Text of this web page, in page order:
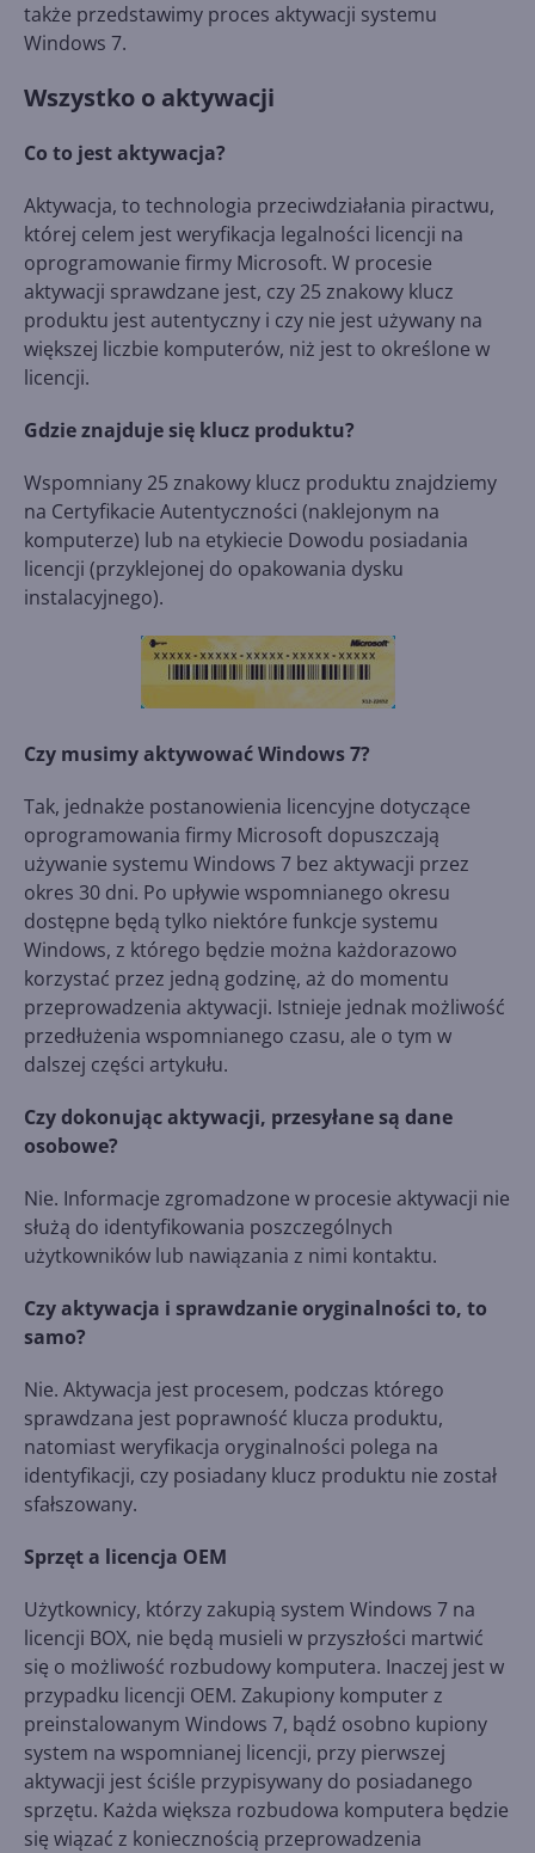
także przedstawimy proces aktywacji systemu
Windows 7.
Wszystko o aktywacji
Co to jest aktywacja?
Aktywacja, to technologia przeciwdziałania piractwu,
której celem jest weryfikacja legalności licencji na
oprogramowanie firmy Microsoft. W procesie
aktywacji sprawdzane jest, czy 25 znakowy klucz
produktu jest autentyczny i czy nie jest używany na
większej liczbie komputerów, niż jest to określone w
licencji.
Gdzie znajduje się klucz produktu?
Wspomniany 25 znakowy klucz produktu znajdziemy
na Certyfikacie Autentyczności (naklejonym na
komputerze) lub na etykiecie Dowodu posiadania
licencji (przyklejonej do opakowania dysku
instalacyjnego).
Czy musimy aktywować Windows 7?
Tak, jednakże postanowienia licencyjne dotyczące
oprogramowania firmy Microsoft dopuszczają
używanie systemu Windows 7 bez aktywacji przez
okres 30 dni. Po upływie wspomnianego okresu
dostępne będą tylko niektóre funkcje systemu
Windows, z którego będzie można każdorazowo
korzystać przez jedną godzinę, aż do momentu
przeprowadzenia aktywacji. Istnieje jednak możliwość
przedłużenia wspomnianego czasu, ale o tym w
dalszej części artykułu.
Czy dokonując aktywacji, przesyłane są dane
osobowe?
Nie. Informacje zgromadzone w procesie aktywacji nie
służą do identyfikowania poszczególnych
użytkowników lub nawiązania z nimi kontaktu.
Czy aktywacja i sprawdzanie oryginalności to, to
samo?
Nie. Aktywacja jest procesem, podczas którego
sprawdzana jest poprawność klucza produktu,
natomiast weryfikacja oryginalności polega na
identyfikacji, czy posiadany klucz produktu nie został
sfałszowany.
Sprzęt a licencja OEM
Użytkownicy, którzy zakupią system Windows 7 na
licencji BOX, nie będą musieli w przyszłości martwić
się o możliwość rozbudowy komputera. Inaczej jest w
przypadku licencji OEM. Zakupiony komputer z
preinstalowanym Windows 7, bądź osobno kupiony
system na wspomnianej licencji, przy pierwszej
aktywacji jest ściśle przypisywany do posiadanego
sprzętu. Każda większa rozbudowa komputera będzie
się wiązać z koniecznością przeprowadzenia